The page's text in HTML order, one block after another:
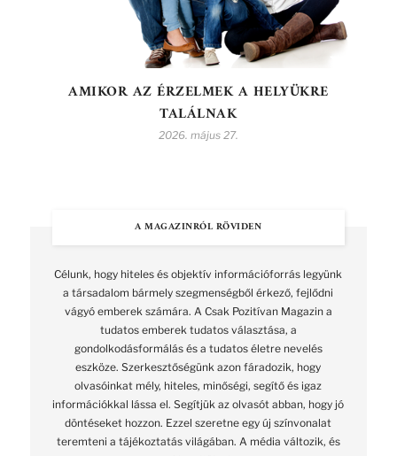
AMIKOR AZ ÉRZELMEK A HELYÜKRE
TALÁLNAK
2026. május 27.
A MAGAZINRÓL RÖVIDEN
Célunk, hogy hiteles és objektív információforrás legyünk
a társadalom bármely szegmenségből érkező, fejlődni
vágyó emberek számára. A Csak Pozitívan Magazin a
tudatos emberek tudatos választása, a
gondolkodásformálás és a tudatos életre nevelés
eszköze. Szerkesztőségünk azon fáradozik, hogy
olvasóinkat mély, hiteles, minőségi, segítő és igaz
információkkal lássa el. Segítjük az olvasót abban, hogy jó
döntéseket hozzon. Ezzel szeretne egy új színvonalat
teremteni a tájékoztatás világában. A média változik, és